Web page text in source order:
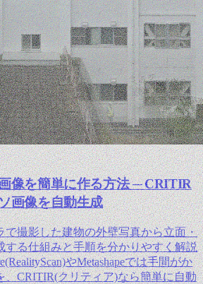
像を簡単に作る方法 ─ CRITIR
画像を自動生成
で撮影した建物の外壁写真から立面・
する仕組みと手順を分かりやすく解説
やMetashapeでは手間がか
、CRITIR(クリティア)なら簡単に自動